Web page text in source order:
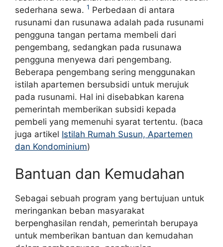
sederhana sewa. 1 Perbedaan di antara
rusunami dan rusunawa adalah pada rusunami
pengguna tangan pertama membeli dari
pengembang, sedangkan pada rusunawa
pengguna menyewa dari pengembang.
Beberapa pengembang sering menggunakan
istilah apartemen bersubsidi untuk merujuk
pada rusunami. Hal ini disebabkan karena
pemerintah memberikan subsidi kepada
pembeli yang memenuhi syarat tertentu. (baca
juga artikel Istilah Rumah Susun, Apartemen
dan Kondominium)
Bantuan dan Kemudahan
Sebagai sebuah program yang bertujuan untuk
meringankan beban masyarakat
berpenghasilan rendah, pemerintah berupaya
untuk memberikan bantuan dan kemudahan